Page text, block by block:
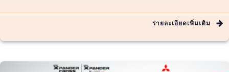
รายละเอียดเพิ่มเติม